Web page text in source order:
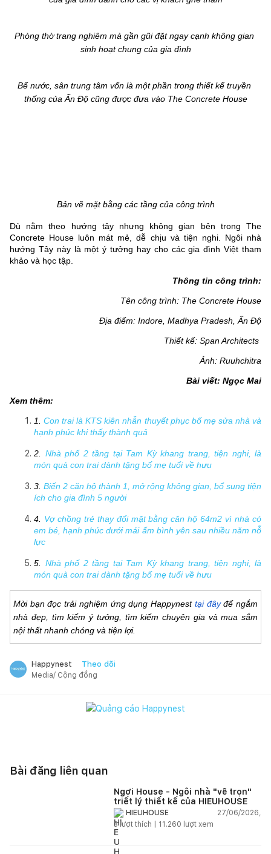
Phòng thờ trang nghiêm mà gần gũi đặt ngay cạnh không gian
sinh hoạt chung của gia đình
Bể nước, sân trung tâm vốn là một phần trong thiết kế truyền
thống của Ấn Độ cũng được đưa vào The Concrete House
Bản vẽ mặt bằng các tầng của công trình
Dù nằm theo hướng tây nhưng không gian bên trong The
Concrete House luôn mát mẻ, dễ chịu và tiện nghi. Ngôi nhà
hướng Tây này là một ý tưởng hay cho các gia đình Việt tham
khảo và học tập.
Thông tin công trình:
Tên công trình: The Concrete House
Địa điểm: Indore, Madhya Pradesh, Ấn Độ
Thiết kế: Span Architects
Ảnh: Ruuhchitra
Bài viết: Ngọc Mai
Xem thêm:
1. Con trai là KTS kiên nhẫn thuyết phục bố mẹ sửa nhà và
hạnh phúc khi thấy thành quả
2. Nhà phố 2 tầng tại Tam Kỳ khang trang, tiện nghi, là
món quà con trai dành tặng bố mẹ tuổi về hưu
3. Biến 2 căn hộ thành 1, mở rộng không gian, bổ sung tiện
ích cho gia đình 5 người
4. Vợ chồng trẻ thay đổi mặt bằng căn hộ 64m2 vì nhà có
em bé, hạnh phúc dưới mái ấm bình yên sau nhiều năm nỗ
lực
5. Nhà phố 2 tầng tại Tam Kỳ khang trang, tiện nghi, là
món quà con trai dành tặng bố mẹ tuổi về hưu
Mời bạn đọc trải nghiệm ứng dụng Happynest tại đây để ngắm
nhà đẹp, tìm kiếm ý tưởng, tìm kiếm chuyên gia và mua sắm
nội thất nhanh chóng và tiện lợi.
Happynest Theo dõi
Media/ Cộng đồng
Bài đăng liên quan
Ngơi House - Ngôi nhà "vẽ trọn"
triết lý thiết kế của HIEUHOUSE
HIEUHOUSE
27/06/2026,
3lượt thích | 11.260 lượt xem